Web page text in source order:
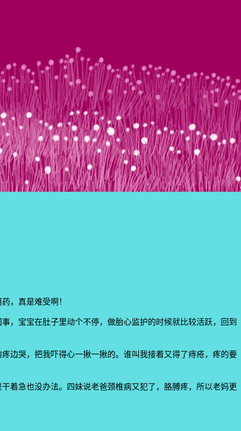
，真是难受啊！
，宝宝在肚子里动个不停，做胎心监护的时候就比较活跃，回到
边哭，把我吓得心一揪一揪的。谁叫我接着又得了痔疮，疼的要
着急也没办法。四妹说老爸颈椎病又犯了，胳膊疼，所以老妈更